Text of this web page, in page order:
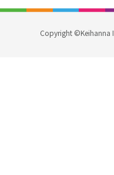
Copyright ©Keihanna